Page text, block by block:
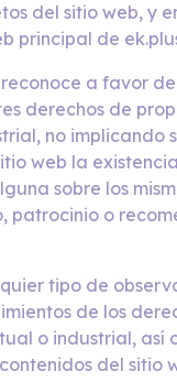
del sitio web, y
principal de
reconoce a favor
derechos de
no implicando
web la
sobre los
patrocinio o
tipo de
de los
o industrial, así
del sitio